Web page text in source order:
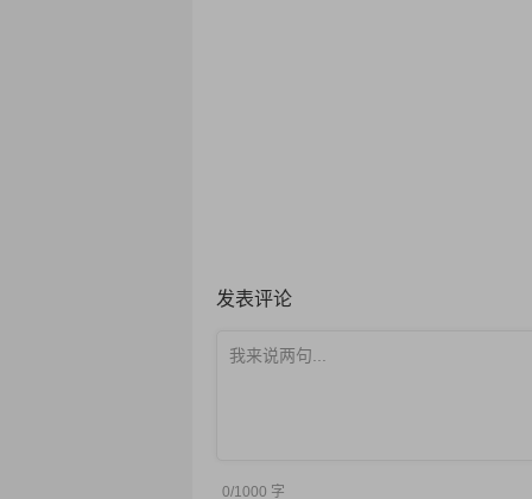
发表评论
0/1000 字